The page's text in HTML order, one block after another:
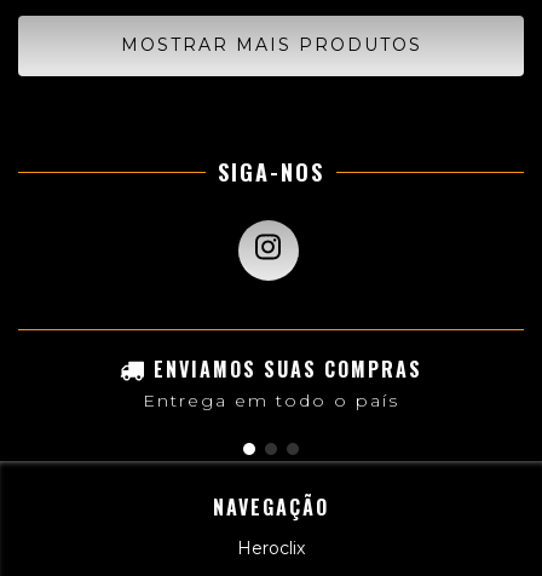
MOSTRAR MAIS PRODUTOS
SIGA-NOS
ENVIAMOS SUAS COMPRAS
Entrega em todo o país
NAVEGAÇÃO
Heroclix